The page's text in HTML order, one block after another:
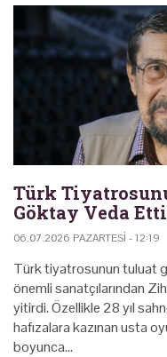
Türk
Göktay Veda Etti
06.07.2026 PAZARTESI - 12:19
Türk tiyatrosunun tuluat
önemli sanatçılarından
yitirdi. Özellikle 28 yıl
hafızalara kazınan usta
boyunca…